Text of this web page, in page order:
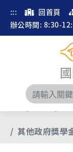
::: 回首頁
辦公時間: 8:30-
選單
其他政府獎學